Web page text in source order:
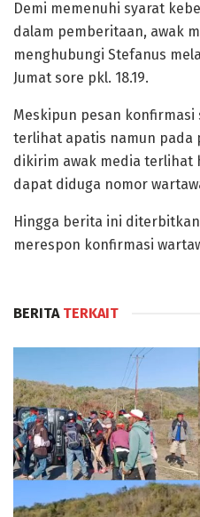
Demi memenuhi syarat
dalam pemberitaan, awak
menghubungi Stefanus
Jumat sore pkl. 18.19.
Meskipun pesan konfirmasi
terlihat apatis namun pada
dikirim awak media terlihat
dapat diduga nomor
Hingga berita ini
merespon konfirmasi
BERITATERKAIT